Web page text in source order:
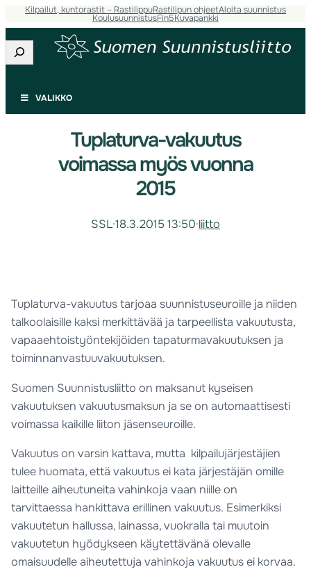
Kilpailut, kuntorastit – RastilippuRastilipun ohjeetAloita suunnistus
KoulusuunnistusFin5Kuvapankki
Etsi
VALIKKO
Tuplaturva-vakuutus
voimassa myös vuonna
2015
SSL·18.3.2015 13:50·liitto
Tuplaturva-vakuutus tarjoaa suunnistuseuroille ja niiden
talkoolaisille kaksi merkittävää ja tarpeellista vakuutusta,
vapaaehtoistyöntekijöiden tapaturmavakuutuksen ja
toiminnanvastuuvakuutuksen.
Suomen Suunnistusliitto on maksanut kyseisen
vakuutuksen vakuutusmaksun ja se on automaattisesti
voimassa kaikille liiton jäsenseuroille.
Vakuutus on varsin kattava, mutta kilpailujärjestäjien
tulee huomata, että vakuutus ei kata järjestäjän omille
laitteille aiheutuneita vahinkoja vaan niille on
tarvittaessa hankittava erillinen vakuutus. Esimerkiksi
vakuutetun hallussa, lainassa, vuokralla tai muutoin
vakuutetun hyödykseen käytettävänä olevalle
omaisuudelle aiheutettuja vahinkoja vakuutus ei korvaa.